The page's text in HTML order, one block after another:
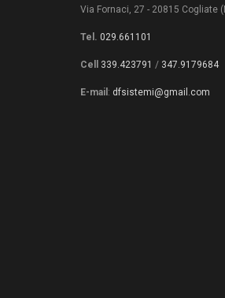
Via Fornaci, 27 - 20815 Cogliate
Tel. 029.661101
Cell 339.423791 / 347.9179684
E-mail : dfsistemi@gmail.com